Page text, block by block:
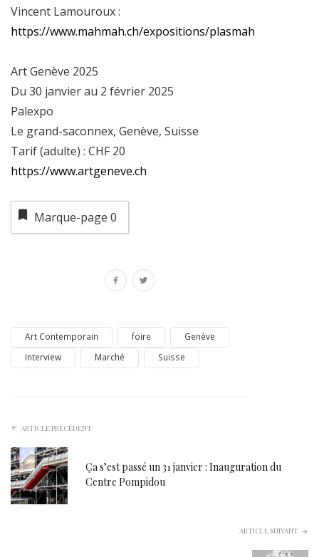
Vincent Lamouroux :
https://www.mahmah.ch/expositions/plasmah
Art Genève 2025
Du 30 janvier au 2 février 2025
Palexpo
Le grand-saconnex, Genève, Suisse
Tarif (adulte) : CHF 20
https://www.artgeneve.ch
Marque-page 0
Art Contemporain foire
Genève
Interview
Marché Suisse
ARTICLE PRÉCÉDENT
Ça s’est passé un 31 janvier : Inauguration du
Centre Pompidou
ARTICLE SUIVANT